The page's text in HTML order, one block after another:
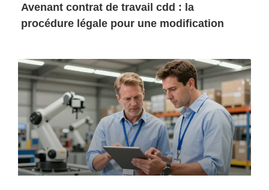
Avenant contrat de travail cdd : la
procédure légale pour une modification